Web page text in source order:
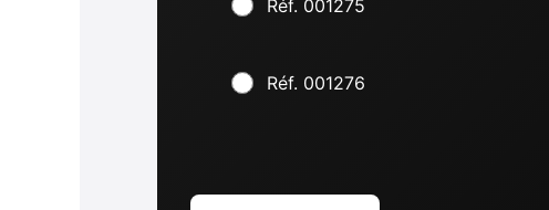
Réf. 001275
Réf. 001276